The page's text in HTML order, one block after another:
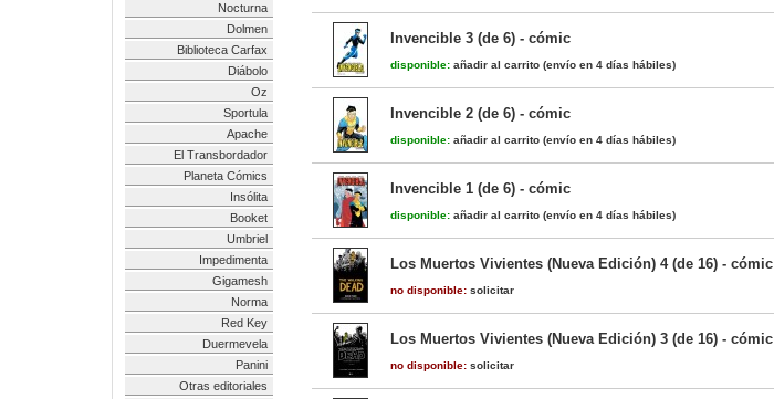
Nocturna
Dolmen
Biblioteca Carfax
Diábolo
Oz
Sportula
Apache
El Transbordador
Planeta Cómics
Insólita
Booket
Umbriel
Impedimenta
Gigamesh
Norma
Red Key
Duermevela
Panini
Otras editoriales
Invencible 3 (de 6) - cómic
disponible: añadir al carrito (envío en 4 días hábiles)
Invencible 2 (de 6) - cómic
disponible: añadir al carrito (envío en 4 días hábiles)
Invencible 1 (de 6) - cómic
disponible: añadir al carrito (envío en 4 días hábiles)
Los Muertos Vivientes (Nueva Edición) 4 (de 16) - cómic
no disponible: solicitar
Los Muertos Vivientes (Nueva Edición) 3 (de 16) - cómic
no disponible: solicitar